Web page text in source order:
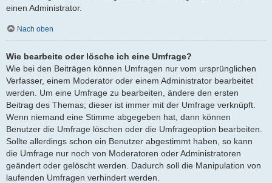
einen Administrator.
Nach oben
Wie bearbeite oder lösche ich eine Umfrage?
Wie bei den Beiträgen können Umfragen nur vom ursprünglichen
Verfasser, einem Moderator oder einem Administrator bearbeitet
werden. Um eine Umfrage zu bearbeiten, ändere den ersten
Beitrag des Themas; dieser ist immer mit der Umfrage verknüpft.
Wenn niemand eine Stimme abgegeben hat, dann können
Benutzer die Umfrage löschen oder die Umfrageoption bearbeiten.
Sollte allerdings schon ein Benutzer abgestimmt haben, so kann
die Umfrage nur noch von Moderatoren oder Administratoren
geändert oder gelöscht werden. Dadurch soll die Manipulation von
laufenden Umfragen verhindert werden.